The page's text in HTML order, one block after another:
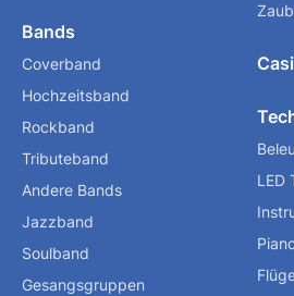
Bands
Coverband
Hochzeitsband
Rockband
Tributeband
Andere Bands
Jazzband
Soulband
Gesangsgruppen
LED